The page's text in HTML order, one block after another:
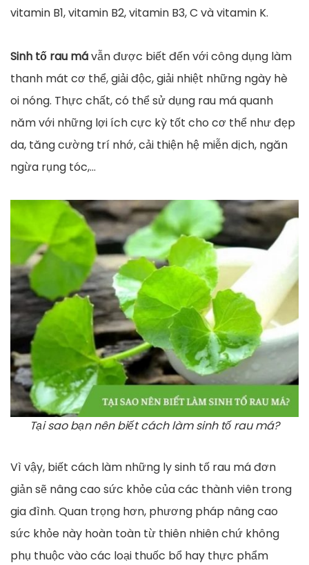
vitamin B1, vitamin B2, vitamin B3, C và vitamin K.
Sinh tố rau mávẫn được biết đến với công dụng làm
thanh mát cơ thể, giải độc, giải nhiệt những ngày hè
oi nóng. Thực chất, có thể sử dụng rau má quanh
năm với những lợi ích cực kỳ tốt cho cơ thể như đẹp
da, tăng cường trí nhớ, cải thiện hệ miễn dịch, ngăn
ngừa rụng tóc,…
Tại sao bạn nên biết cách làm sinh tố rau má?
Vì vậy, biết cách làm những ly sinh tố rau má đơn
giản sẽ nâng cao sức khỏe của các thành viên trong
gia đình. Quan trọng hơn, phương pháp nâng cao
sức khỏe này hoàn toàn từ thiên nhiên chứ không
phụ thuộc vào các loại thuốc bổ hay thực phẩm